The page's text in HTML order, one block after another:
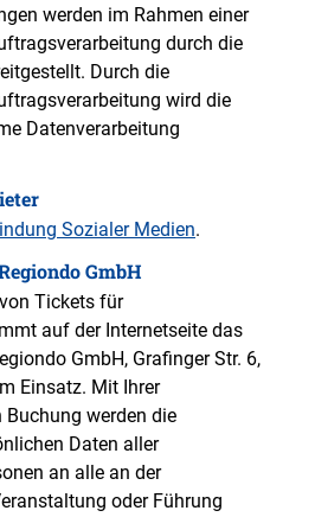
werden im Rahmen einer
durch die
Durch die
wird die
Datenverarbeitung
Sozialer Medien.
GmbH
Tickets für
auf der Internetseite das
GmbH, Grafinger Str. 6,
Einsatz. Mit Ihrer
werden die
Daten aller
an alle an der
oder Führung